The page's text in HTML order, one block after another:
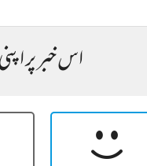
اس خبر پر